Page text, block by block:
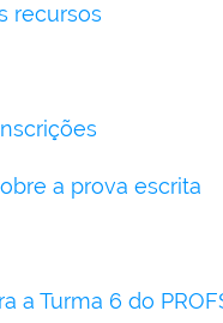
recursos
a prova escrita
a Turma 6 do